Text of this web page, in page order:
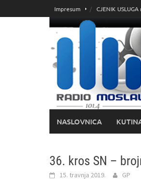
do
Impresum CJENIK
NASLOVNICA
36. kros SN –
15. travnja 2019. GP